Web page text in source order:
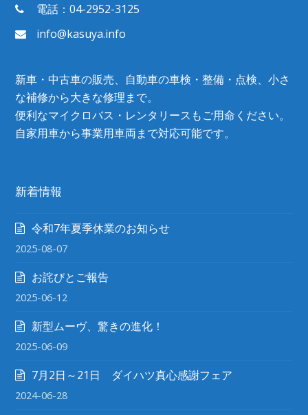
電話：04-2952-3125
info@kasuya.info
新車・中古車の販売、自動車の車検・整備・点検、小さ
な補修から大きな修理まで。
便利なマイクロバス・レンタリースもご用命ください。
自家用車から事業用車両まで対応可能です。
新着情報
令和7年夏季休業のお知らせ
2025-08-07
お詫びとご報告
2025-06-12
新型ムーヴ、驚きの進化！
2025-06-09
7月2日～21日 ダイハツ真心感謝フェア
2024-06-28